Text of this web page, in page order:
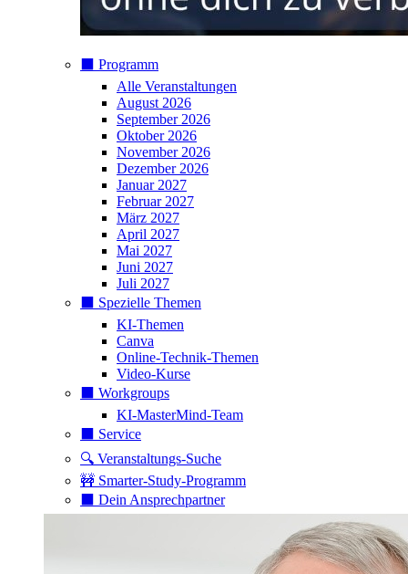
⬛️ Programm
Alle Veranstaltungen
August 2026
September 2026
Oktober 2026
November 2026
Dezember 2026
Januar 2027
Februar 2027
März 2027
April 2027
Mai 2027
Juni 2027
Juli 2027
⬛️ Spezielle Themen
KI-Themen
Canva
Online-Technik-Themen
Video-Kurse
⬛️ Workgroups
KI-MasterMind-Team
⬛️ Service
🔍 Veranstaltungs-Suche
🚧 Smarter-Study-Programm
⬛️ Dein Ansprechpartner